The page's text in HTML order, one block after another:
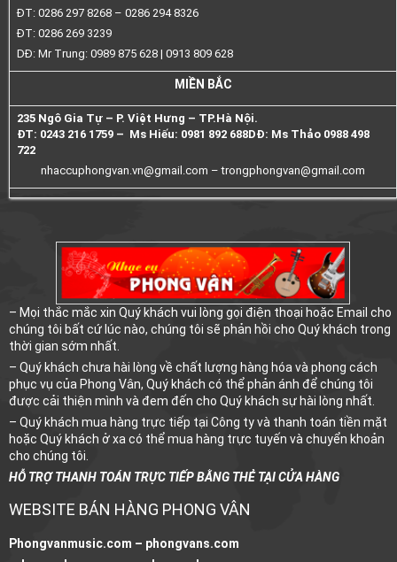
ĐT: 0286 297 8268 – 0286 294 8326
ĐT: 0286 269 3239
DĐ: Mr Trung: 0989 875 628 | 0913 809 628
MIỀN BẮC
235 Ngô Gia Tự – P. Việt Hưng – TP.Hà Nội.
ĐT: 0243 216 1759 – Ms Hiếu: 0981 892 688DĐ: Ms Thảo 0988 498
722
nhaccuphongvan.vn@gmail.com –trongphongvan@gmail.com
– Mọi thắc mắc xin Quý khách vui lòng gọi điện thoại hoặc Email cho
chúng tôi bất cứ lúc nào, chúng tôi sẽ phản hồi cho Quý khách trong
thời gian sớm nhất.
– Quý khách chưa hài lòng về chất lượng hàng hóa và phong cách
phục vụ của Phong Vân, Quý khách có thể phản ánh để chúng tôi
được cải thiện mình và đem đến cho Quý khách sự hài lòng nhất.
– Quý khách mua hàng trực tiếp tại Công ty và thanh toán tiền mặt
hoặc Quý khách ở xa có thể mua hàng trực tuyến và chuyển khoản
cho chúng tôi.
HỖ TRỢ THANH TOÁN TRỰC TIẾP BẰNG THẺ TẠI CỬA HÀNG
WEBSITE BÁN HÀNG PHONG VÂN
Phongvanmusic.com – phongvans.com